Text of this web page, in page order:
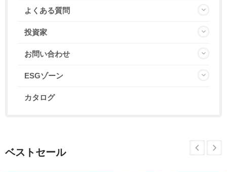
よくある質問
投資家
お問い合わせ
ESGゾーン
カタログ
ベストセール